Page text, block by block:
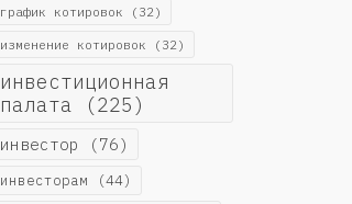
график котировок (32)
изменение котировок (32)
инвестиционная
палата (225)
инвестор (76)
инвесторам (44)